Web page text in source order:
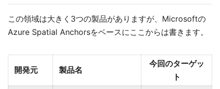
この領域は大きく3つの製品がありますが、Microsoftの
Azure Spatial Anchorsをベースにここからは書きます。
開発元 製品名
今回のターゲッ
ト